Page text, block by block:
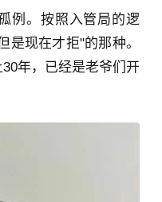
例。按照入管局的逻
是现在才拒"的那种。
年，已经是老爷们开